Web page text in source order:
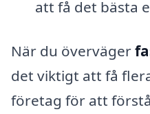
att få det bästa
När du överväger
det viktigt att få
företag för att